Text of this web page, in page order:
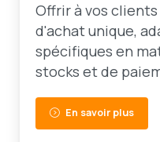
Offrir à vos
d'achat unique,
spécifiques en
stocks et de
En savoir plus